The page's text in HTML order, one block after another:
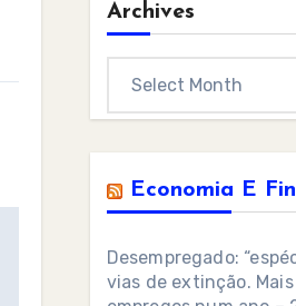
Archives
Economia E
Desempregado:
vias de extinção. Mais